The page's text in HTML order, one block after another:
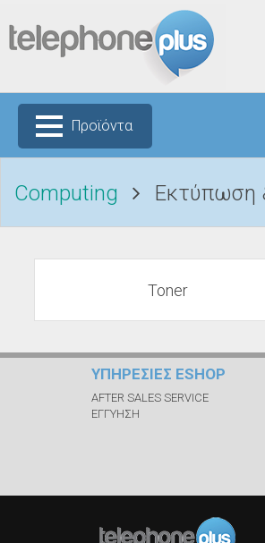
Προϊόντα
Computing Εκτύπωση
Toner
ΥΠΗΡΕΣΙΕΣ ESHOP
AFTER SALES SERVICE
ΕΓΓΥΗΣΗ